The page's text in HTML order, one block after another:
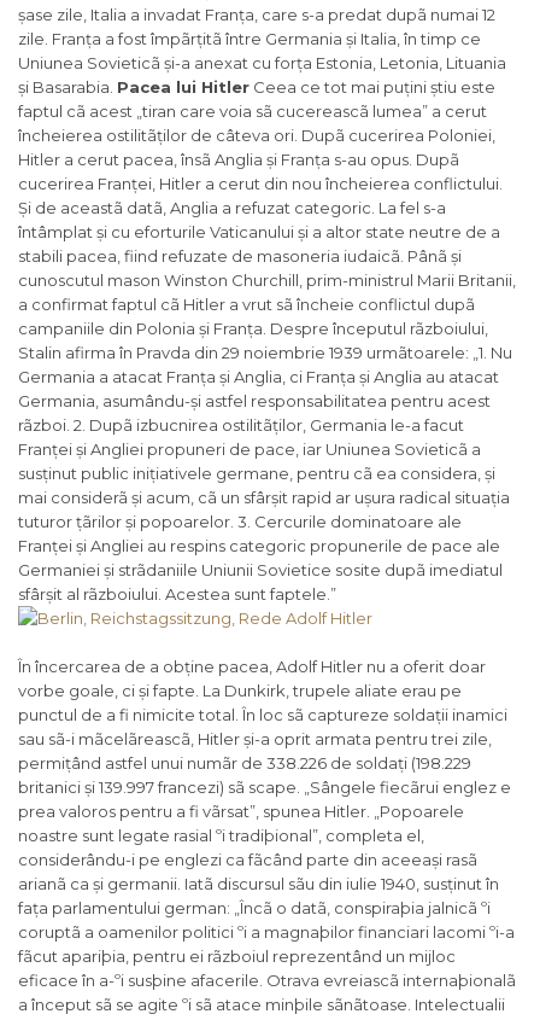
șase zile, Italia a invadat Franța, care s-a predat dupã numai 12
zile. Franța a fost împãrțitã între Germania și Italia, în timp ce
Uniunea Sovieticã și-a anexat cu forța Estonia, Letonia, Lituania
și Basarabia. Pacea lui Hitler Ceea ce tot mai puțini știu este
faptul cã acest „tiran care voia sã cucereascã lumea” a cerut
încheierea ostilitãților de câteva ori. Dupã cucerirea Poloniei,
Hitler a cerut pacea, însã Anglia și Franța s-au opus. Dupã
cucerirea Franței, Hitler a cerut din nou încheierea conflictului.
Și de aceastã datã, Anglia a refuzat categoric. La fel s-a
întâmplat și cu eforturile Vaticanului și a altor state neutre de a
stabili pacea, fiind refuzate de masoneria iudaicã. Pânã și
cunoscutul mason Winston Churchill, prim-ministrul Marii Britanii,
a confirmat faptul cã Hitler a vrut sã încheie conflictul dupã
campaniile din Polonia și Franța. Despre începutul rãzboiului,
Stalin afirma în Pravda din 29 noiembrie 1939 urmãtoarele: „ 1. Nu
Germania a atacat Franța și Anglia, ci Franța și Anglia au atacat
Germania, asumându-și astfel responsabilitatea pentru acest
rãzboi. 2. Dupã izbucnirea ostilitãților, Germania le-a facut
Franței și Angliei propuneri de pace, iar Uniunea Sovieticã a
susținut public inițiativele germane, pentru cã ea considera, și
mai considerã și acum, cã un sfârșit rapid ar ușura radical situația
tuturor țãrilor și popoarelor. 3. Cercurile dominatoare ale
Franței și Angliei au respins categoric propunerile de pace ale
Germaniei și strãdaniile Uniunii Sovietice sosite dupã imediatul
sfârșit al rãzboiului. Acestea sunt faptele. ”
În încercarea de a obține pacea, Adolf Hitler nu a oferit doar
vorbe goale, ci și fapte. La Dunkirk, trupele aliate erau pe
punctul de a fi nimicite total. În loc sã captureze soldații inamici
sau sã-i mãcelãreascã, Hitler și-a oprit armata pentru trei zile,
permițând astfel unui numãr de 338.226 de soldați (198.229
britanici și 139.997 francezi) sã scape. „ Sângele fiecãrui englez e
prea valoros pentru a fi vãrsat”, spunea Hitler. „ Popoarele
noastre sunt legate rasial ºi tradiþional”, completa el,
considerându-i pe englezi ca fãcând parte din aceeași rasã
arianã ca și germanii. Iatã discursul sãu din iulie 1940, susținut în
fața parlamentului german: „Încã o datã, conspiraþia jalnicã ºi
coruptã a oamenilor politici ºi a magnaþilor financiari lacomi ºi-a
fãcut apariþia, pentru ei rãzboiul reprezentând un mijloc
eficace în a-ºi susþine afacerile. Otrava evreiascã internaþionalã
a început sã se agite ºi sã atace minþile sãnãtoase. Intelectualii